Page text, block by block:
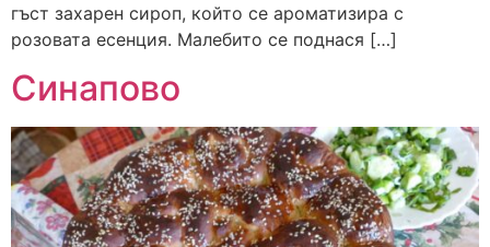
гъст захарен сироп, който се ароматизира с
розовата есенция. Малебито се поднася […]
Синапово